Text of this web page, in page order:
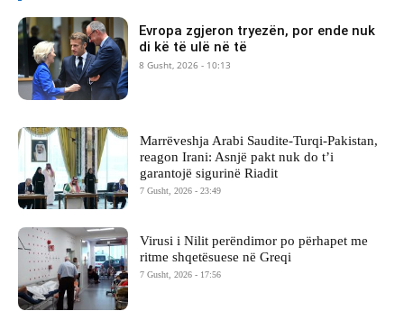
Evropa zgjeron tryezën, por ende nuk
di kë të ulë në të
8 Gusht, 2026 - 10:13
Marrëveshja Arabi Saudite-Turqi-Pakistan,
reagon Irani: Asnjë pakt nuk do t’i
garantojë sigurinë Riadit
7 Gusht, 2026 - 23:49
Virusi i Nilit perëndimor po përhapet me
ritme shqetësuese në Greqi
7 Gusht, 2026 - 17:56